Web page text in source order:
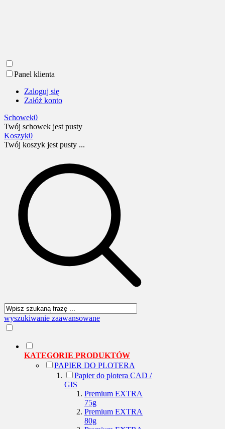
Panel klienta
Zaloguj się
Załóż konto
Schowek0
Twój schowek jest pusty
Koszyk0
Twój koszyk jest pusty ...
wyszukiwanie zaawansowane
KATEGORIE PRODUKTÓW
PAPIER DO PLOTERA
Papier do plotera CAD /
GIS
Premium EXTRA
75g
Premium EXTRA
80g